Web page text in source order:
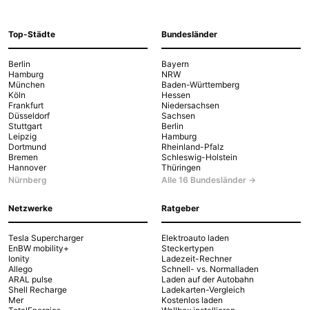
Top-Städte
Berlin
Hamburg
München
Köln
Frankfurt
Düsseldorf
Stuttgart
Leipzig
Dortmund
Bremen
Hannover
Nürnberg
Bundesländer
Bayern
NRW
Baden-Württemberg
Hessen
Niedersachsen
Sachsen
Berlin
Hamburg
Rheinland-Pfalz
Schleswig-Holstein
Thüringen
Alle 16 Bundesländer →
Netzwerke
Tesla Supercharger
EnBW mobility+
Ionity
Allego
ARAL pulse
Shell Recharge
Mer
Ratgeber
Elektroauto laden
Steckertypen
Ladezeit-Rechner
Schnell- vs. Normalladen
Laden auf der Autobahn
Ladekarten-Vergleich
Kostenlos laden